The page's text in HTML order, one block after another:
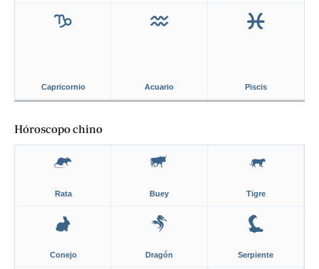
Capricornio Acuario Piscis
Hóroscopo chino
Rata Buey Tigre
Conejo Dragón Serpiente